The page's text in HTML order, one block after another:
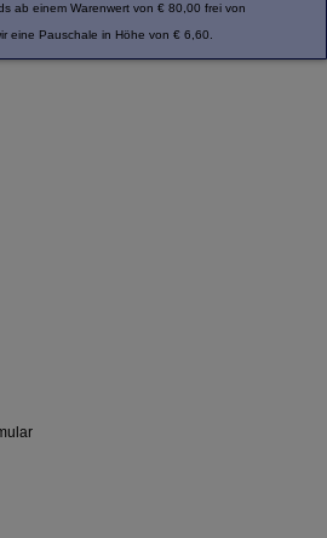
ab einem Warenwert von € 80,00 frei von
eine Pauschale in Höhe von € 6,60.